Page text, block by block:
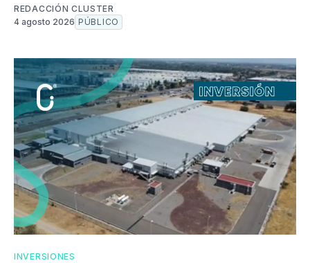
REDACCIÓN CLUSTER
4 agosto 2026 PÚBLICO
INVERSIONES